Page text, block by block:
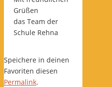
Grüßen
das Team der
Schule Rehna
Speichere in deinen
Favoriten diesen
Permalink.